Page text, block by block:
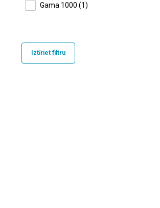
Gama 1000 (1)
Naujoji Barmunė
Iztīriet filtru